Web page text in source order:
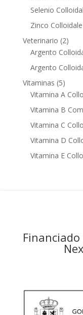
Selenio
Zinco Colloidale
Veterinario 22
Argento
Argento
Vitaminas 55
Vitamina A
Vitamina B
Vitamina C
Vitamina D
Vitamina E